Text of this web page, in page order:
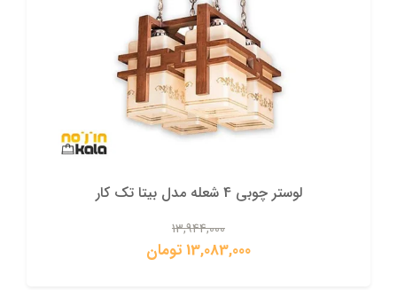
لوستر چوبی 4 شعله مدل بیتا تک کار
13,944,000
13,083,000 تومان